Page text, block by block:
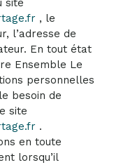
site
, le
l’adresse de
En tout état
Ensemble Le
personnelles
besoin de
site
.
en toute
lorsqu’il